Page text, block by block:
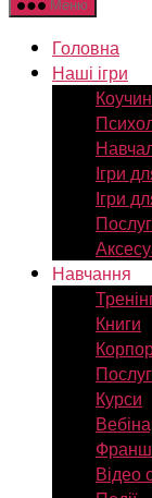
Меню
Головна
Наші ігри
Ігри
Ігри
Навчання
Книги
Курси
Відео